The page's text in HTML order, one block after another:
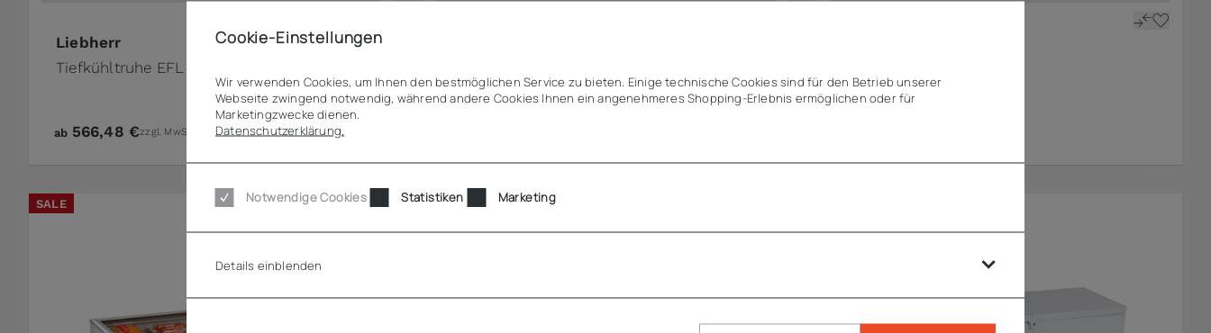
Liebherr
Tiefkühltruhe EFL 3055
ab 566,48 €zzgl. MwSt.
SALE
Cookie-Einstellungen
Wir verwenden Cookies, um Ihnen den bestmöglichen Service zu bieten. Einige technische Cookies sind für den Betrieb unserer
Webseite zwingend notwendig, während andere Cookies Ihnen ein angenehmeres Shopping-Erlebnis ermöglichen oder für
Marketingzwecke dienen.
Datenschutzerklärung.
Notwendige Cookies Statistiken Marketing
Details einblenden